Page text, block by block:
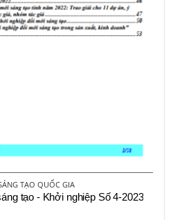
TẠO QUỐC GIA
tạo - Khởi nghiệp Số 4-2023